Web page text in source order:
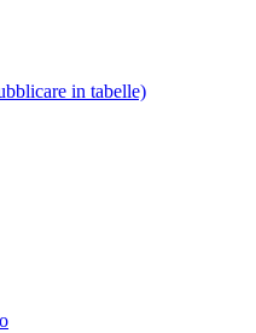
in tabelle)